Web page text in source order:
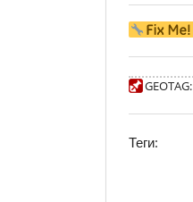
GEOTAG:
Теги: